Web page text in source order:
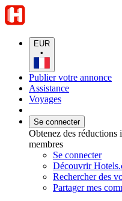
EUR
•
Publier votre annonce
Assistance
Voyages
Se connecter
Obtenez des réductions
membres
Se connecter
Découvrir
Rechercher des
Partager mes